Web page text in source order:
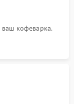
кофеварка.